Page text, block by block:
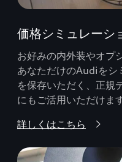
価格シミュレーシ
お好みの内外装やオプ
あなただけのAudiをシ
を保存いただく、正規
にもご活用いただけます
詳しくはこちら